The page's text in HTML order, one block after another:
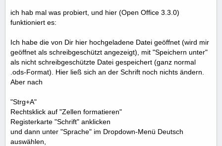
ich hab mal was probiert, und hier (Open Office 3.3.0)
funktioniert es:
Ich habe die von Dir hier hochgeladene Datei geöffnet (wird mir
geöffnet als schreibgeschützt angezeigt), mit "Speichern unter"
als nicht schreibgeschützte Datei gespeichert (ganz normal
.ods-Format). Hier ließ sich an der Schrift noch nichts ändern.
Aber nach
"Strg+A"
Rechtsklick auf "Zellen formatieren"
Registerkarte "Schrift" anklicken
und dann unter "Sprache" im Dropdown-Menü Deutsch
auswählen,